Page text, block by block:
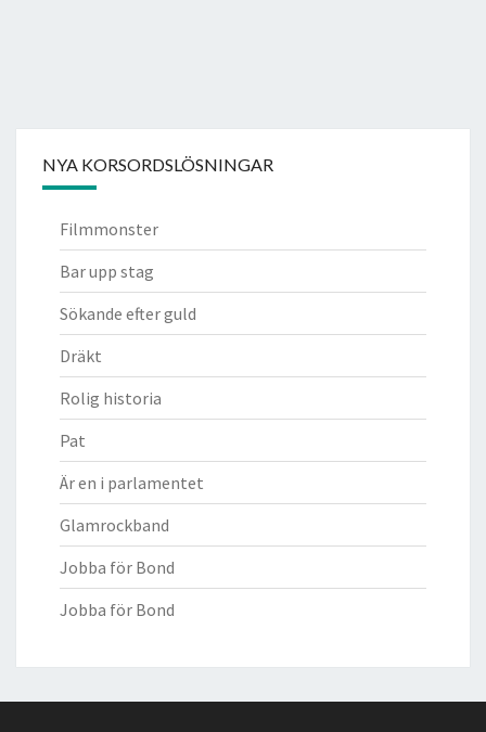
NYA KORSORDSLÖSNINGAR
Filmmonster
Bar upp stag
Sökande efter guld
Dräkt
Rolig historia
Pat
Är en i parlamentet
Glamrockband
Jobba för Bond
Jobba för Bond